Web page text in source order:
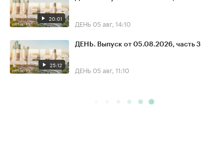
20:01 ДЕНЬ 05 авг, 14:10
25:12
ДЕНЬ. Выпуск от 05.08.2026, часть 3
ДЕНЬ 05 авг, 11:10